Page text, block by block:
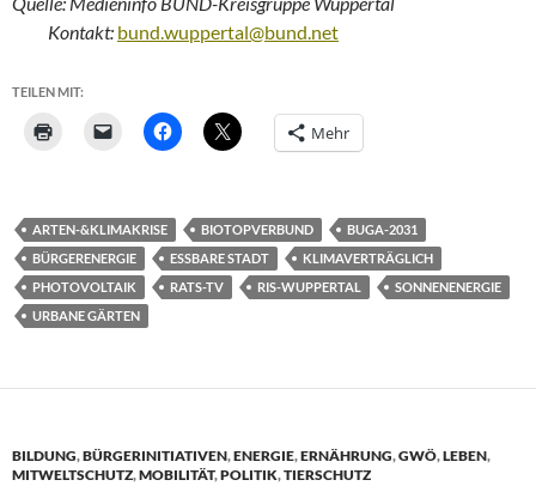
Kontakt: bund.wuppertal@bund.net
TEILEN MIT:
Mehr
ARTEN-&KLIMAKRISE BIOTOPVERBUND
BUGA-2031
BÜRGERENERGIE
ESSBARE STADT
KLIMAVERTRÄGLICH
PHOTOVOLTAIK
RATS-TV RIS-WUPPERTAL
SONNENENERGIE
URBANE GÄRTEN
BILDUNG,BÜRGERINITIATIVEN,ENERGIE,ERNÄHRUNG,GWÖ,LEBEN,
MITWELTSCHUTZ,MOBILITÄT,POLITIK,TIERSCHUTZ